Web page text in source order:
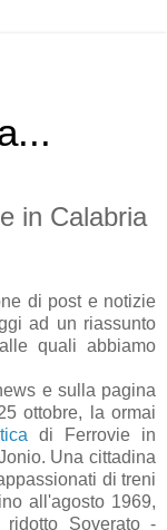
in Calabria
di post e notizie
ad un riassunto
quali abbiamo
e sulla pagina
ottobre, la ormai
di Ferrovie in
Una cittadina
di treni
all'agosto 1969,
ridotto Soverato -